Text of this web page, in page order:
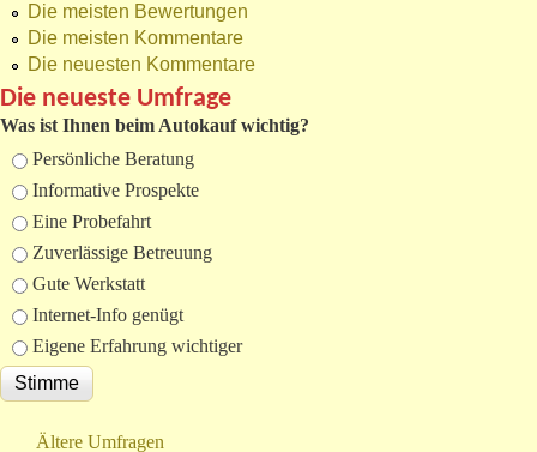
Die meisten Bewertungen
Die meisten Kommentare
Die neuesten Kommentare
Die neueste Umfrage
Was ist Ihnen beim Autokauf wichtig?
Auswahlmöglichkeiten
Persönliche Beratung
Informative Prospekte
Eine Probefahrt
Zuverlässige Betreuung
Gute Werkstatt
Internet-Info genügt
Eigene Erfahrung wichtiger
Ältere Umfragen